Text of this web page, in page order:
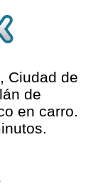
Ciudad de
de
en carro.